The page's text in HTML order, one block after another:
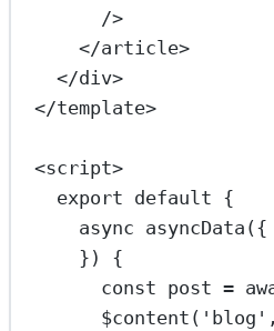
/>
</article>
</div>
</template>
<script>
export default {
async asyncData ({
}) {
const post =
$content ( 'blog' ,